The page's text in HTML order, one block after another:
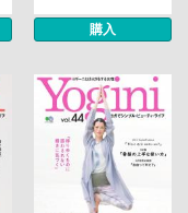
購入